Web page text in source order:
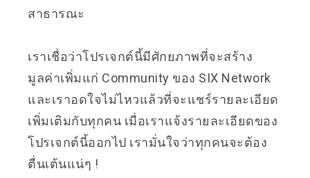
สาธารณะ
เราเชื่อว่าโปรเจกต์นี้มีศักยภาพที่จะสร้าง
มูลค่าเพิ่มแก่ Community ของ SIX Network
และเราอดใจไม่ไหวแล้วที่จะแชร์รายละเอียด
เพิ่มเติมกับทุกคน เมื่อเราแจ้งรายละเอียดของ
โปรเจกต์นี้ออกไป เรามั่นใจว่าทุกคนจะต้อง
ตื่นเต้นแน่ๆ !